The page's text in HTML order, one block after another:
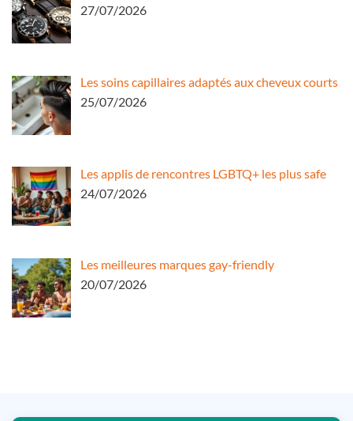
27/07/2026
Les soins capillaires adaptés aux cheveux courts
25/07/2026
Les applis de rencontres LGBTQ+ les plus safe
24/07/2026
Les meilleures marques gay-friendly
20/07/2026